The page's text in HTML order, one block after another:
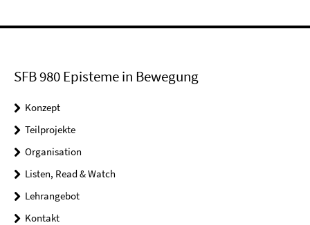
SFB 980 Episteme in Bewegung
Konzept
Teilprojekte
Organisation
Listen, Read & Watch
Lehrangebot
Kontakt